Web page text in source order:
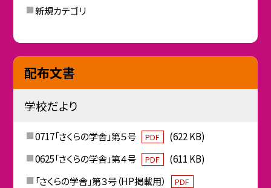
新規カテゴリ
配布文書
学校だより
0717「さくらの学舎」第５号 PDF
(622 KB)
0625「さくらの学舎」第４号
PDF
(611 KB)
「さくらの学舎」第３号（HP掲載用）
PDF